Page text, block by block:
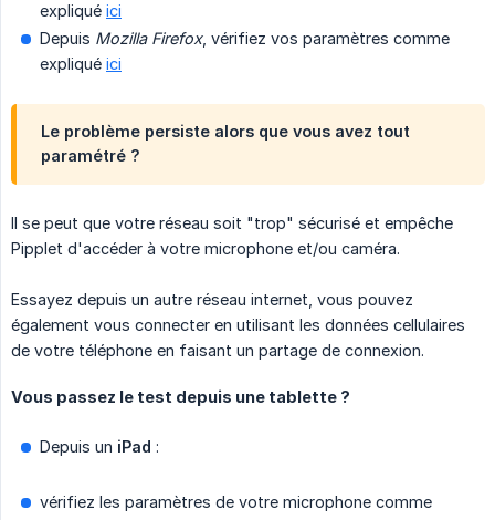
expliqué ici
Depuis Mozilla Firefox, vérifiez vos paramètres comme
expliqué ici
Le problème persiste alors que vous avez tout
paramétré ?
Il se peut que votre réseau soit "trop" sécurisé et empêche
Pipplet d'accéder à votre microphone et/ou caméra.
Essayez depuis un autre réseau internet, vous pouvez
également vous connecter en utilisant les données cellulaires
de votre téléphone en faisant un partage de connexion.
Vous passez le test depuis une tablette ?
Depuis un iPad :
vérifiez les paramètres de votre microphone comme